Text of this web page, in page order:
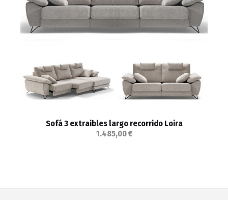
Sofá 3 extraibles largo recorrido Loira
1.485,00 €